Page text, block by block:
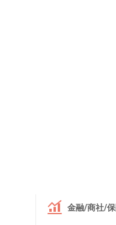
金融/商社/